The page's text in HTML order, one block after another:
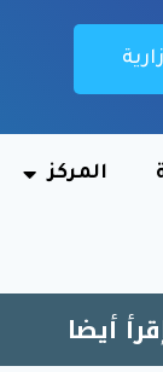
المركز
أيضا